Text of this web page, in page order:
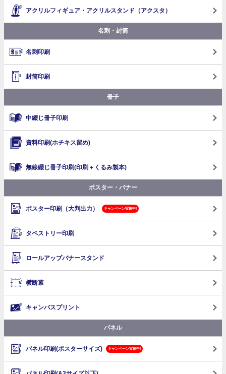
アクリルフィギュア・アクリルスタンド（アクスタ）
名刺・封筒
名刺印刷
封筒印刷
冊子
中綴じ冊子印刷
資料印刷(ホチキス留め)
無線綴じ冊子印刷(印刷＋くるみ製本)
ポスター・バナー
ポスター印刷（大判出力） キャンペーン実施中!
タペストリー印刷
ロールアップバナースタンド
横断幕
キャンバスプリント
パネル
パネル印刷(ポスターサイズ) キャンペーン実施中!